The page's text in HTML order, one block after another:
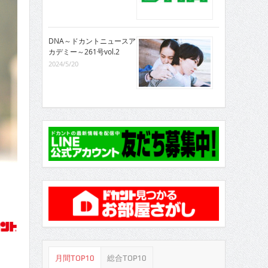
DNA～ドカントニュースア
カデミー～261号vol.2
2024/5/20
月間TOP10 総合TOP10